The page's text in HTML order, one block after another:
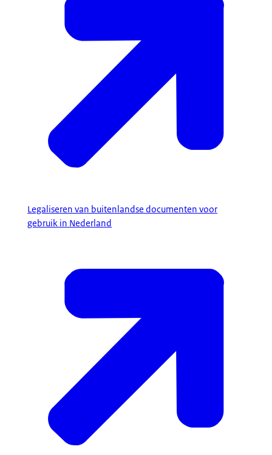
Legaliseren van buitenlandse documenten voor
gebruik in Nederland